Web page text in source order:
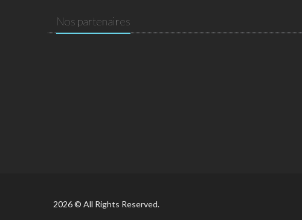
Nos partenaires
2026 © All Rights Reserved.